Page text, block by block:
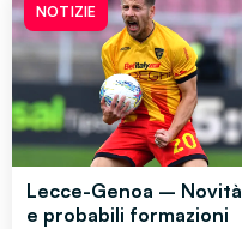
NOTIZIE
Lecce-Genoa – Novità
e probabili formazioni